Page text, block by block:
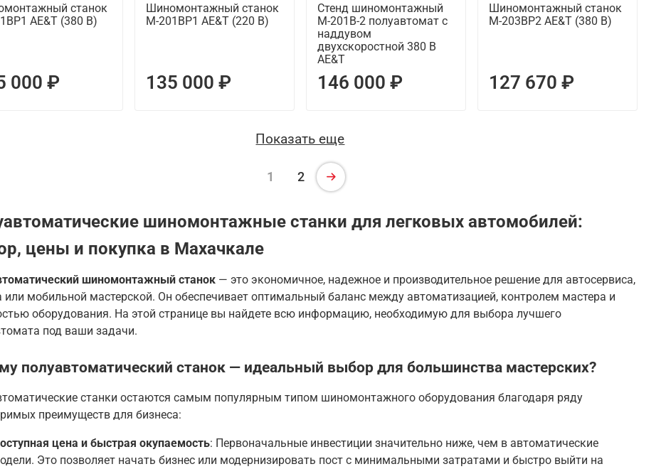
станок
AE&T (380 В)
000 ₽
Шиномонтажный станок
M-201BP1 AE&T (220 В)
135 000 ₽
Стенд шиномонтажный
M-201B-2 полуавтомат с
наддувом
двухскоростной 380 В
AE&T
146 000 ₽
Шиномонтажный станок
M-203ВР2 AE&T (380 В)
127 670 ₽
Показать еще
1 2
шиномонтажные станки для легковых автомобилей:
цены и покупка в Махачкале
шиномонтажный станок— это экономичное, надежное и производительное решение для автосервиса,
или мобильной мастерской. Он обеспечивает оптимальный баланс между автоматизацией, контролем мастера и
оборудования. На этой странице вы найдете всю информацию, необходимую для выбора лучшего
под ваши задачи.
полуавтоматический станок — идеальный выбор для большинства мастерских?
станки остаются самым популярным типом шиномонтажного оборудования благодаря ряду
преимуществ для бизнеса:
цена и быстрая окупаемость: Первоначальные инвестиции значительно ниже, чем в автоматические
Это позволяет начать бизнес или модернизировать пост с минимальными затратами и быстро выйти на